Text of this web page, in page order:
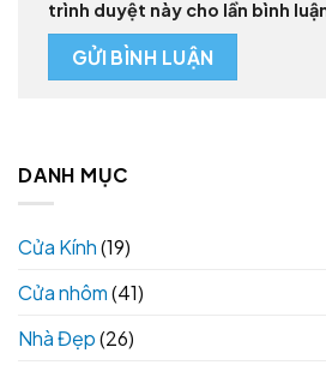
trình duyệt này cho lần bình
DANH MỤC
Cửa Kính(19)
Cửa nhôm(41)
Nhà Đẹp(26)